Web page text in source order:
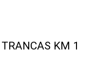
KM 1